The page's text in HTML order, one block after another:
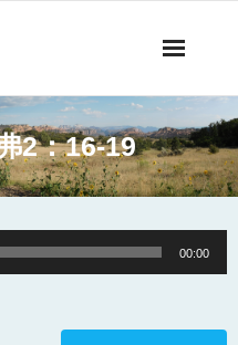
2：16-19
00:00